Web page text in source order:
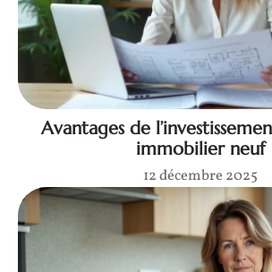
Avantages de
immobilier neuf
12 décembre 2025